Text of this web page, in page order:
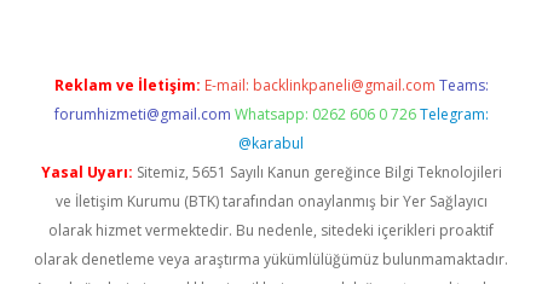
Reklam ve İletişim: E-mail: backlinkpaneli@gmail.com Teams:
forumhizmeti@gmail.com Whatsapp: 0262 606 0 726 Telegram:
@karabul
Yasal Uyarı: Sitemiz, 5651 Sayılı Kanun gereğince Bilgi Teknolojileri
ve İletişim Kurumu (BTK) tarafından onaylanmış bir Yer Sağlayıcı
olarak hizmet vermektedir. Bu nedenle, sitedeki içerikleri proaktif
olarak denetleme veya araştırma yükümlülüğümüz bulunmamaktadır.